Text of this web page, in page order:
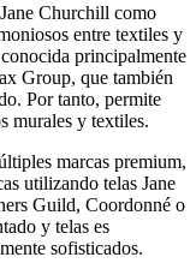
Churchill como
entre textiles y
principalmente
Group, que también
Por tanto, permite
murales y textiles.
marcas premium,
utilizando telas Jane
Guild, Coordonné o
y telas es
sofisticados.